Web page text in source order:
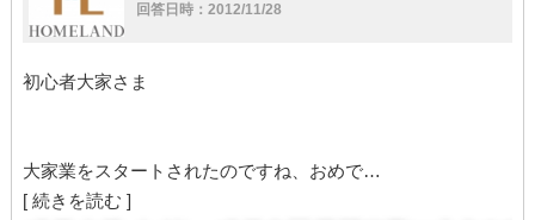
回答日時：2012/11/28
初心者大家さま
大家業をスタートされたのですね、おめで…
[ 続きを読む ]